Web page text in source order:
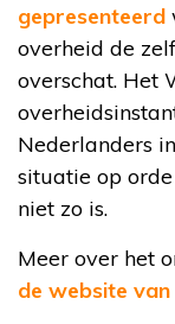
gepresenteerd
overheid de
overschat. Het
Nederlanders
situatie op
niet zo is.
Meer over het
de website